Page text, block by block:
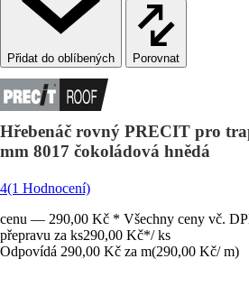
Porovnat
Hřebenáč rovný PRECIT pro
mm 8017 čokoládová hnědá
4(1 Hodnocení)
cenu — 290,00 Kč * Všechny ceny vč.
přepravu za ks290,00 Kč*/ ks
Odpovídá 290,00 Kč za m(290,00 Kč/ m)